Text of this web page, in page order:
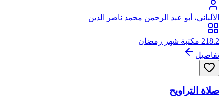
الألباني، أبو عبد الرحمن محمد ناصر الدين
218.2 مكتبة شهر رمضان
تفاصيل
صلاة التراويح